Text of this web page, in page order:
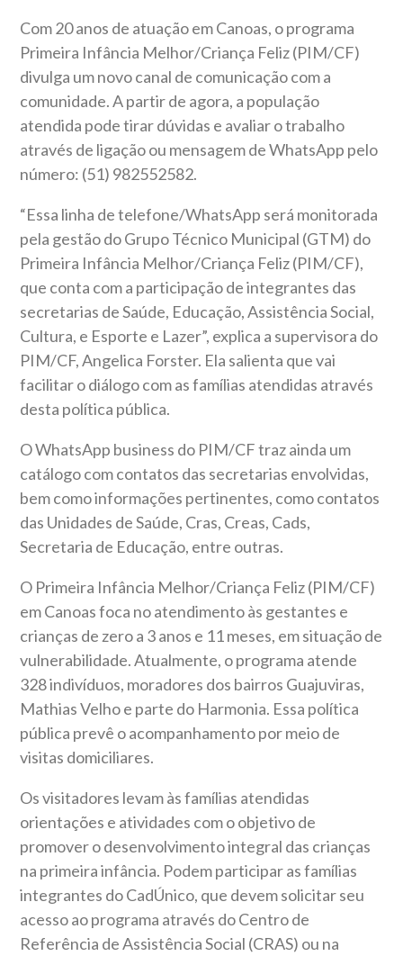
Com 20 anos de atuação em Canoas, o programa
Primeira Infância Melhor/Criança Feliz (PIM/CF)
divulga um novo canal de comunicação com a
comunidade. A partir de agora, a população
atendida pode tirar dúvidas e avaliar o trabalho
através de ligação ou mensagem de WhatsApp pelo
número: (51) 982552582.
“Essa linha de telefone/WhatsApp será monitorada
pela gestão do Grupo Técnico Municipal (GTM) do
Primeira Infância Melhor/Criança Feliz (PIM/CF),
que conta com a participação de integrantes das
secretarias de Saúde, Educação, Assistência Social,
Cultura, e Esporte e Lazer”, explica a supervisora do
PIM/CF, Angelica Forster. Ela salienta que vai
facilitar o diálogo com as famílias atendidas através
desta política pública.
O WhatsApp business do PIM/CF traz ainda um
catálogo com contatos das secretarias envolvidas,
bem como informações pertinentes, como contatos
das Unidades de Saúde, Cras, Creas, Cads,
Secretaria de Educação, entre outras.
O Primeira Infância Melhor/Criança Feliz (PIM/CF)
em Canoas foca no atendimento às gestantes e
crianças de zero a 3 anos e 11 meses, em situação de
vulnerabilidade. Atualmente, o programa atende
328 indivíduos, moradores dos bairros Guajuviras,
Mathias Velho e parte do Harmonia. Essa política
pública prevê o acompanhamento por meio de
visitas domiciliares.
Os visitadores levam às famílias atendidas
orientações e atividades com o objetivo de
promover o desenvolvimento integral das crianças
na primeira infância. Podem participar as famílias
integrantes do CadÚnico, que devem solicitar seu
acesso ao programa através do Centro de
Referência de Assistência Social (CRAS) ou na